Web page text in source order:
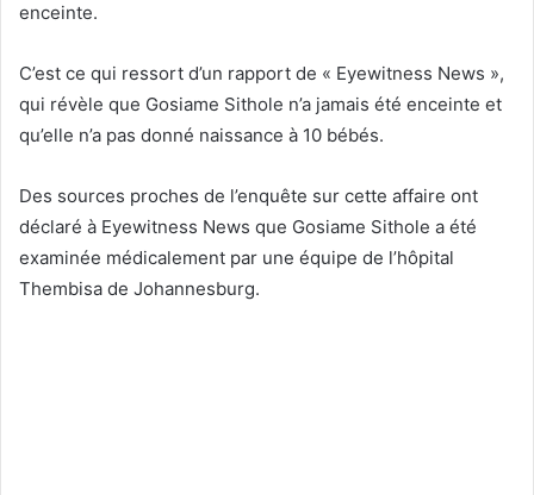
enceinte.
C’est ce qui ressort d’un rapport de « Eyewitness News »,
qui révèle que Gosiame Sithole n’a jamais été enceinte et
qu’elle n’a pas donné naissance à 10 bébés.
Des sources proches de l’enquête sur cette affaire ont
déclaré à Eyewitness News que Gosiame Sithole a été
examinée médicalement par une équipe de l’hôpital
Thembisa de Johannesburg.